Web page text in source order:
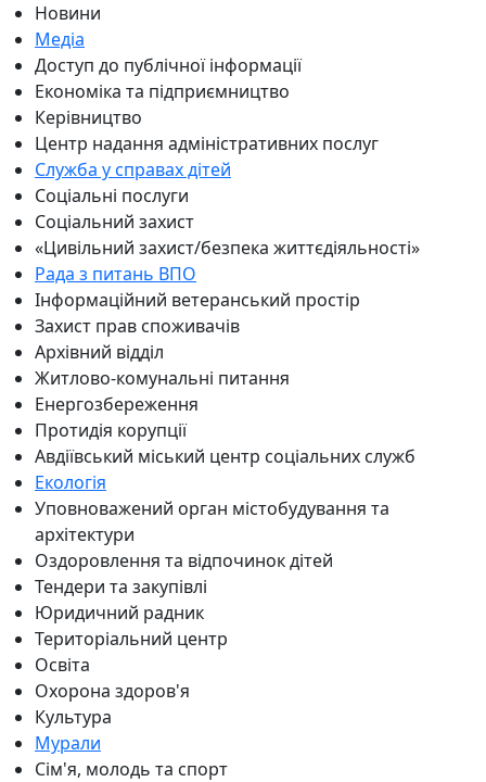
Новини
Медіа
Доступ до публічної інформації
Економіка та підприємництво
Керівництво
Центр надання адміністративних послуг
Служба у справах дітей
Соціальні послуги
Соціальний захист
«Цивільний захист/безпека життєдіяльності»
Рада з питань ВПО
Інформаційний ветеранський простір
Захист прав споживачів
Архівний відділ
Житлово-комунальні питання
Енергозбереження
Протидія корупції
Авдіївський міський центр соціальних служб
Екологія
Уповноважений орган містобудування та
архітектури
Оздоровлення та відпочинок дітей
Тендери та закупівлі
Юридичний радник
Територіальний центр
Освіта
Охорона здоров'я
Культура
Мурали
Сім'я, молодь та спорт